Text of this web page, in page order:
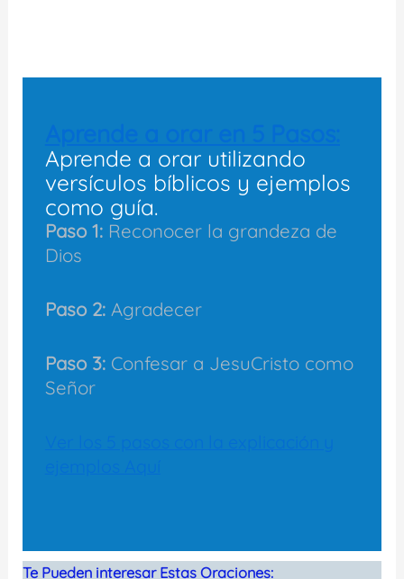
Aprende a orar utilizando
versículos bíblicos y ejemplos
como guía.
Paso 1:Reconocer la grandeza de
Dios
Paso 2:Agradecer
Paso 3: Confesar a JesuCristo como
Señor
Te Pueden interesar Estas Oraciones: